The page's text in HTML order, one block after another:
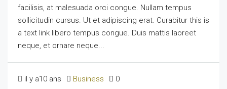
facilisis, at malesuada orci congue. Nullam tempus
sollicitudin cursus. Ut et adipiscing erat. Curabitur this is
a text link libero tempus congue. Duis mattis laoreet
neque, et ornare neque...
il y a10 ans Business 0